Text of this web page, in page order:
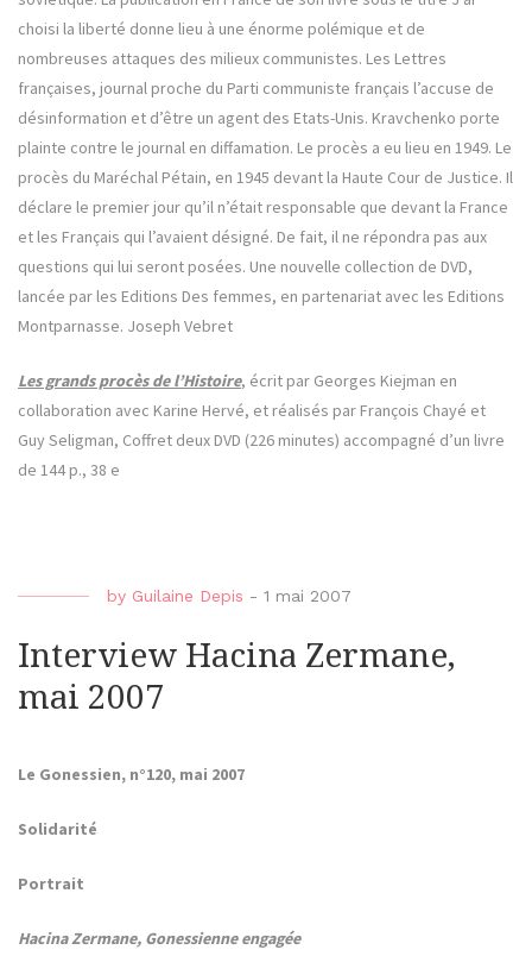
choisi la liberté donne lieu à une énorme polémique et de
nombreuses attaques des milieux communistes. Les Lettres
françaises, journal proche du Parti communiste français l’accuse de
désinformation et d’être un agent des Etats-Unis. Kravchenko porte
plainte contre le journal en diffamation. Le procès a eu lieu en 1949. Le
procès du Maréchal Pétain, en 1945 devant la Haute Cour de Justice. Il
déclare le premier jour qu’il n’était responsable que devant la France
et les Français qui l’avaient désigné. De fait, il ne répondra pas aux
questions qui lui seront posées. Une nouvelle collection de DVD,
lancée par les Editions Des femmes, en partenariat avec les Editions
Montparnasse. Joseph Vebret
Les grands procès de l’Histoire, écrit par Georges Kiejman en
collaboration avec Karine Hervé, et réalisés par François Chayé et
Guy Seligman, Coffret deux DVD (226 minutes) accompagné d’un livre
de 144 p., 38 e
by Guilaine Depis - 1 mai 2007
Interview Hacina Zermane,
mai 2007
Le Gonessien, n°120, mai 2007
Solidarité
Portrait
Hacina Zermane, Gonessienne engagée